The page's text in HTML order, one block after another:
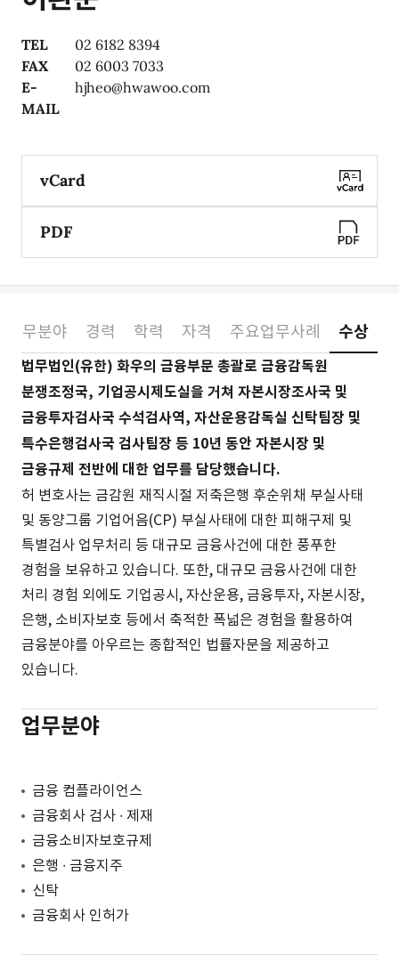
TEL
02 6182 8394
FAX
02 6003 7033
E-
MAIL
hjheo@hwawoo.com
vCard
PDF
법무법인(유한) 화우의 금융부문 총괄로 금융감독원
분쟁조정국, 기업공시제도실을 거쳐 자본시장조사국 및
금융투자검사국 수석검사역, 자산운용감독실 신탁팀장 및
특수은행검사국 검사팀장 등 10년 동안 자본시장 및
금융규제 전반에 대한 업무를 담당했습니다.
허 변호사는 금감원 재직시절 저축은행 후순위채 부실사태
및 동양그룹 기업어음(CP) 부실사태에 대한 피해구제 및
특별검사 업무처리 등 대규모 금융사건에 대한 풍푸한
경험을 보유하고 있습니다. 또한, 대규모 금융사건에 대한
처리 경험 외에도 기업공시, 자산운용, 금융투자, 자본시장,
은행, 소비자보호 등에서 축적한 폭넓은 경험을 활용하여
금융분야를 아우르는 종합적인 법률자문을 제공하고
있습니다.
업무분야
금융 컴플라이언스
금융회사 검사 ∙ 제재
금융소비자보호규제
은행 ∙ 금융지주
신탁
금융회사 인허가
업무분야 경력 학력 자격 주요업무사례 수상